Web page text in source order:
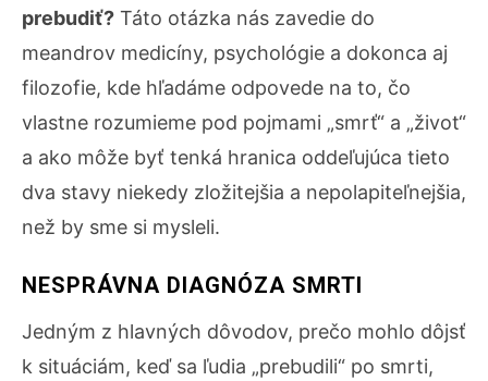
prebudiť? Táto otázka nás zavedie do
meandrov medicíny, psychológie a dokonca aj
filozofie, kde hľadáme odpovede na to, čo
vlastne rozumieme pod pojmami „smrť“ a „život“
a ako môže byť tenká hranica oddeľujúca tieto
dva stavy niekedy zložitejšia a nepolapiteľnejšia,
než by sme si mysleli.
NESPRÁVNA DIAGNÓZA SMRTI
Jedným z hlavných dôvodov, prečo mohlo dôjsť
k situáciám, keď sa ľudia „prebudili“ po smrti,